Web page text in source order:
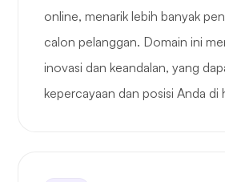
online, menarik lebih banyak
calon pelanggan. Domain ini
inovasi dan keandalan, yang
kepercayaan dan posisi Anda di